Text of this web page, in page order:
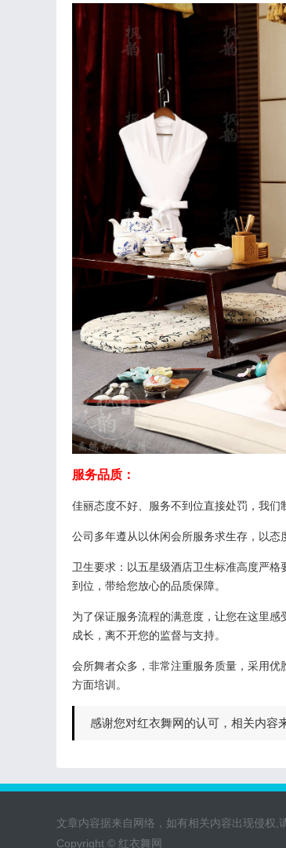
服务品质：
佳丽态度不好、服务不到位直接处罚，我们
公司多年遵从以休闲会所服务求生存，以态
卫生要求：以五星级酒店卫生标准高度严
到位，带给您放心的品质保障。
为了保证服务流程的满意度，让您在这里
成长，离不开您的监督与支持。
会所舞者众多，非常注重服务质量，采用
方面培训。
感谢您对红衣舞网的认可，相关内容
文章内容据来自网络，如有相关内容出现侵权,
Copyright © 红衣舞网